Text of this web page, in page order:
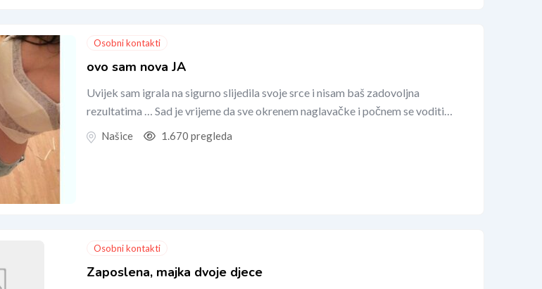
Osobni kontakti
ovo sam nova JA
Uvijek sam igrala na sigurno slijedila svoje srce i nisam baš zadovoljna
rezultatima … Sad je vrijeme da sve okrenem naglavačke i počnem se voditi…
Našice 1.670 pregleda
Osobni kontakti
Zaposlena, majka dvoje djece